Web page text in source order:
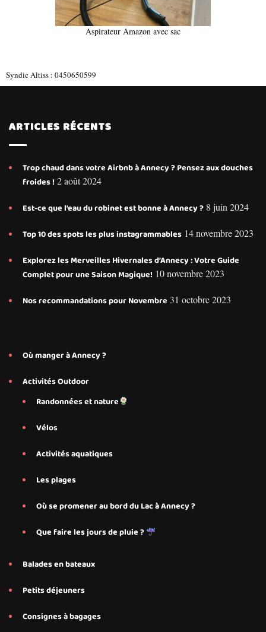
Aspirateur Amazon avec sac
Syndic Altiss : 0450650599
ARTICLES RÉCENTS
Trop chaud dans votre Airbnb à Annecy ? Pensez aux douches
froides ! 2 août 2024
Est-ce que l’eau du robinet est bonne à Annecy ? 8 juin 2024
Top 10 des spots les plus instagrammables 14 novembre 2023
Explorez les Merveilles Hivernales d’Annecy : Votre Guide
Complet pour une Saison Magique! 10 novembre 2023
Nos recommandations pour Novembre 31 octobre 2023
Où manger à Annecy ?
Activités Outdoor
Randonnées et nature
Vélos
Activités aquatiques
Les plages
Où se promener au bord du Lac à Annecy ?
Que faire les jours de pluie ?
Balades en bateaux
Petits déjeuners
Consignes à bagages